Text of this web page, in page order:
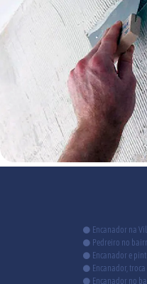
Encanador na
Pedreiro no
Encanador e
Encanador,
Encanador no